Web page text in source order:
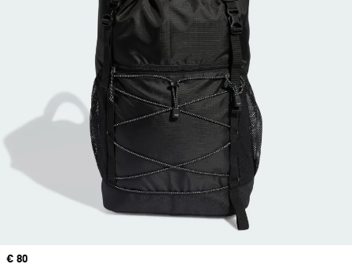
Prix
€ 80